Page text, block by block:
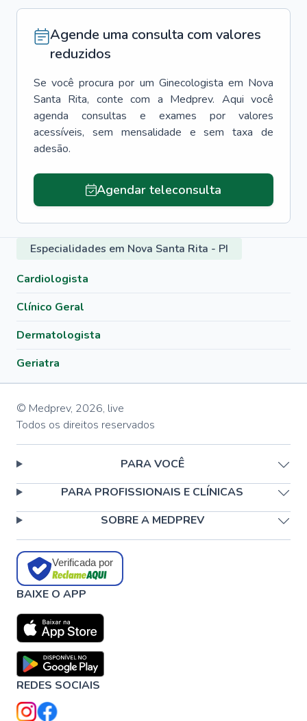
Agende uma consulta com valores
reduzidos
Se você procura por um Ginecologista em Nova
Santa Rita, conte com a Medprev. Aqui você
agenda consultas e exames por valores
acessíveis, sem mensalidade e sem taxa de
adesão.
Agendar teleconsulta
Especialidades em Nova Santa Rita - PI
Cardiologista
Clínico Geral
Dermatologista
Geriatra
© Medprev, 2026, live
Todos os direitos reservados
PARA VOCÊ
PARA PROFISSIONAIS E CLÍNICAS
SOBRE A MEDPREV
Verificada por
BAIXE O APP
REDES SOCIAIS